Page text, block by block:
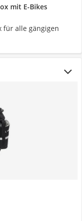
mit E-Bikes
für alle gängigen